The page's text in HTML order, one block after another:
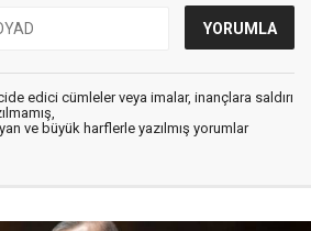
edici cümleler veya imalar, inançlara saldırı
ve büyük harflerle yazılmış yorumlar